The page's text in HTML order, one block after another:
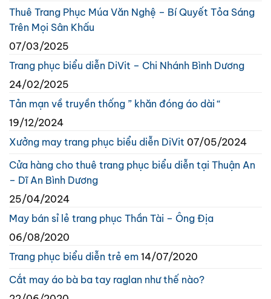
Thuê Trang Phục Múa Văn Nghệ – Bí Quyết Tỏa Sáng
Trên Mọi Sân Khấu
07/03/2025
Trang phục biểu diễn DiVit – Chi Nhánh Bình Dương
24/02/2025
Tản mạn về truyền thống ” khăn đóng áo dài “
19/12/2024
Xưởng may trang phục biểu diễn DiVit 07/05/2024
Cửa hàng cho thuê trang phục biểu diễn tại Thuận An
– Dĩ An Bình Dương
25/04/2024
May bán sỉ lẻ trang phục Thần Tài – Ông Địa
06/08/2020
Trang phục biểu diễn trẻ em 14/07/2020
Cắt may áo bà ba tay raglan như thế nào?